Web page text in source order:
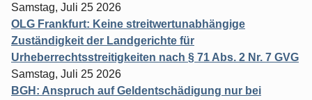
Samstag, Juli 25 2026
OLG Frankfurt: Keine streitwertunabhängige
Zuständigkeit der Landgerichte für
Urheberrechtsstreitigkeiten nach § 71 Abs. 2 Nr. 7 GVG
Samstag, Juli 25 2026
BGH: Anspruch auf Geldentschädigung nur bei